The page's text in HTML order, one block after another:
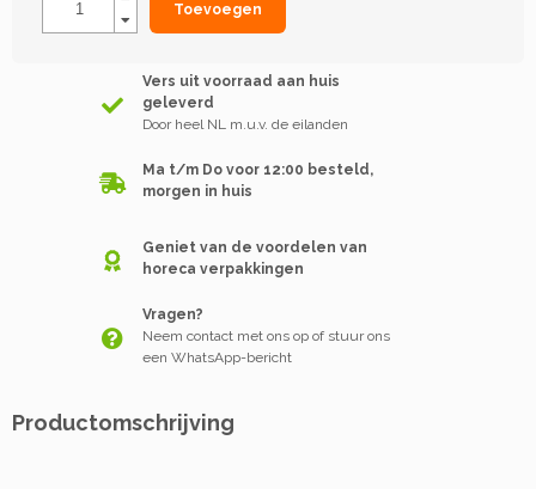
Toevoegen
Vers uit voorraad aan huis
geleverd
Door heel NL m.u.v. de eilanden
Ma t/m Do voor 12:00 besteld,
morgen in huis
Geniet van de voordelen van
horeca verpakkingen
Vragen?
Neem contact met ons op of stuur ons
een WhatsApp-bericht
Productomschrijving